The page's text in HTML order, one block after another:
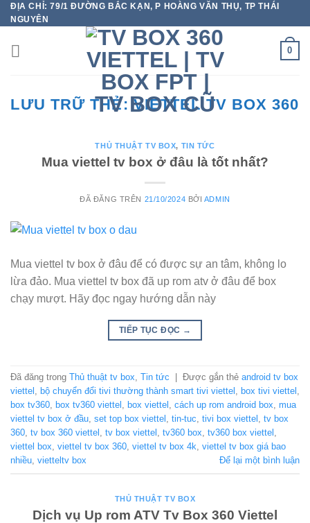
Chuyển
đến
nội
dung
ĐỊA CHỈ: 79/1 ĐƯỜNG BẮC KẠN, P HOÀNG VĂN THỤ, TP THÁI
NGUYÊN
0
LƯU TRỮ THẺ: VIETTEL TV BOX 360
THỦ THUẬT TV BOX, TIN TỨC
Mua viettel tv box ở đâu là tốt nhất?
ĐÃ ĐĂNG TRÊN 21/10/2024 BỞI ADMIN
Mua viettel tv box ở đâu để có được sự an tâm, không lo
lừa đảo. Mua viettel tv box đã up rom atv ở đâu để box
chạy mượt. Hãy đọc ngay hướng dẫn này
TIẾP TỤC ĐỌC →
Đã đăng trong Thủ thuật tv box, Tin tức Được gắn thẻ android tv box
viettel , bộ chuyển đổi tivi thường thành smart tivi viettel , box tivi viettel ,
box tv360, box tv360 viettel , box viettel , cách up rom android box, mua
viettel tv box ở đầu, set top box viettel , tin-tuc, tivi box viettel , tv box
360, tv box 360 viettel , tv box viettel , tv360 box, tv360 box viettel ,
viettel box, viettel tv box 360, viettel tv box 4k, viettel tv box giá bao
nhiều, vietteltv box Để lại một bình luận
THỦ THUẬT TV BOX
Dịch vụ Up rom ATV Tv Box 360 Viettel